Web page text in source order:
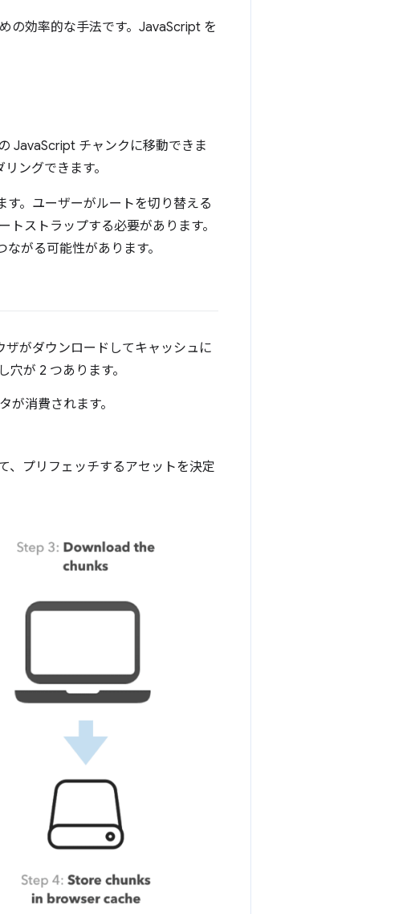
の効率的な手法です。JavaScript を
JavaScript チャンクに移動できま
ングできます。
。ユーザーがルートを切り替える
ストラップする必要があります。
がる可能性があります。
がダウンロードしてキャッシュに
が 2 つあります。
が消費されます。
、プリフェッチするアセットを決定